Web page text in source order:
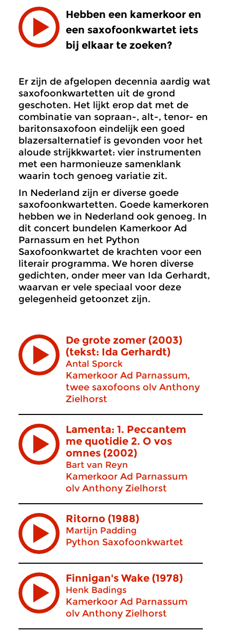
Hebben een kamerkoor en
een saxofoonkwartet iets
bij elkaar te zoeken?
Er zijn de afgelopen decennia aardig wat
saxofoonkwartetten uit de grond
geschoten. Het lijkt erop dat met de
combinatie van sopraan-, alt-, tenor- en
baritonsaxofoon eindelijk een goed
blazersalternatief is gevonden voor het
aloude strijkkwartet: vier instrumenten
met een harmonieuze samenklank
waarin toch genoeg variatie zit.
In Nederland zijn er diverse goede
saxofoonkwartetten. Goede kamerkoren
hebben we in Nederland ook genoeg. In
dit concert bundelen Kamerkoor Ad
Parnassum en het Python
Saxofoonkwartet de krachten voor een
literair programma. We horen diverse
gedichten, onder meer van Ida Gerhardt,
waarvan er vele speciaal voor deze
gelegenheid getoonzet zijn.
De grote zomer (2003)
(tekst: Ida Gerhardt)
Antal Sporck
Kamerkoor Ad Parnassum,
twee saxofoons olv Anthony
Zielhorst
Lamenta: 1. Peccantem
me quotidie 2. O vos
omnes (2002)
Bart van Reyn
Kamerkoor Ad Parnassum
olv Anthony Zielhorst
Ritorno (1988)
Martijn Padding
Python Saxofoonkwartet
Finnigan's Wake (1978)
Henk Badings
Kamerkoor Ad Parnassum
olv Anthony Zielhorst